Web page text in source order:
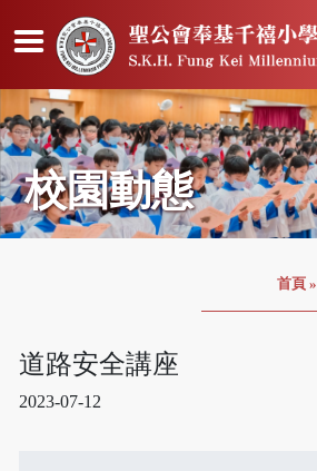
校園動態
首頁 »
道路安全講座
2023-07-12